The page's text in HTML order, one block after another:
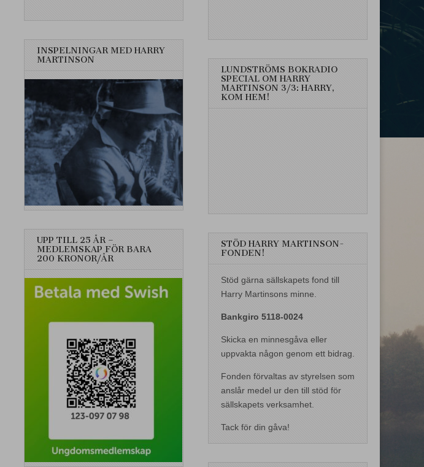
INSPELNINGAR MED HARRY
MARTINSON
UPP TILL 25 ÅR –
MEDLEMSKAP FÖR BARA
200 KRONOR/ÅR
LUNDSTRÖMS BOKRADIO
SPECIAL OM HARRY
MARTINSON 3/3: HARRY,
KOM HEM!
STÖD HARRY MARTINSON-
FONDEN!
Stöd gärna sällskapets fond till
Harry Martinsons minne.
Bankgiro 5118-0024
Skicka en minnesgåva eller
uppvakta någon genom ett bidrag.
Fonden förvaltas av styrelsen som
anslår medel ur den till stöd för
sällskapets verksamhet.
Tack för din gåva!